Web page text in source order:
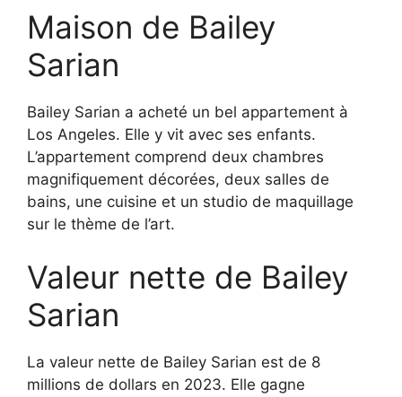
Maison de Bailey
Sarian
Bailey Sarian a acheté un bel appartement à
Los Angeles. Elle y vit avec ses enfants.
L’appartement comprend deux chambres
magnifiquement décorées, deux salles de
bains, une cuisine et un studio de maquillage
sur le thème de l’art.
Valeur nette de Bailey
Sarian
La valeur nette de Bailey Sarian est de 8
millions de dollars en 2023. Elle gagne